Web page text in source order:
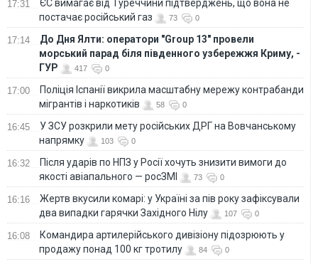
17:31
ЄС вимагає від Туреччини підтверджень, що вона не
постачає російський газ
73 0
17:14
До Дня Ялти: оператори "Group 13" провели
морський парад біля південного узбережжя Криму, -
ГУР
417 0
17:00
Поліція Іспанії викрила масштабну мережу контрабанди
мігрантів і наркотиків
58 0
16:45
У ЗСУ розкрили мету російських ДРГ на Вовчанському
напрямку
103 0
16:32
Після ударів по НПЗ у Росії хочуть знизити вимоги до
якості авіапального — росЗМІ
73 0
16:16
Жертв вкусили комарі: у Україні за пів року зафіксували
два випадки гарячки Західного Нілу
107 0
16:08
Командира артилерійського дивізіону підозрюють у
продажу понад 100 кг тротилу
84 0